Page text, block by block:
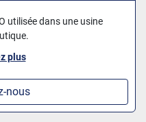
utilisée dans une usine
plus
nous